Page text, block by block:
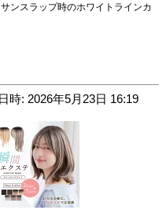
ンスラップ時のホワイトラインカ
時: 2026年5月23日 16:19